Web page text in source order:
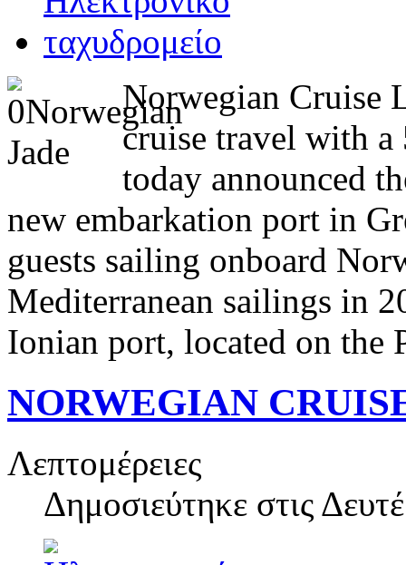
Norwegian Cruise
cruise travel with
today announced
new embarkation port in
guests sailing onboard
Mediterranean sailings in
Ionian port, located on the
NORWEGIAN
Λεπτομέρειες
Δημοσιεύτηκε στις